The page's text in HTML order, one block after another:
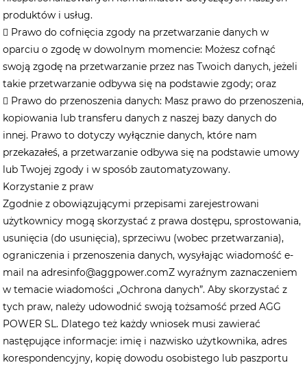
produktów i usług.
 Prawo do cofnięcia zgody na przetwarzanie danych w
oparciu o zgodę w dowolnym momencie: Możesz cofnąć
swoją zgodę na przetwarzanie przez nas Twoich danych, jeżeli
takie przetwarzanie odbywa się na podstawie zgody; oraz
 Prawo do przenoszenia danych: Masz prawo do przenoszenia,
kopiowania lub transferu danych z naszej bazy danych do
innej. Prawo to dotyczy wyłącznie danych, które nam
przekazałeś, a przetwarzanie odbywa się na podstawie umowy
lub Twojej zgody i w sposób zautomatyzowany.
Korzystanie z praw
Zgodnie z obowiązującymi przepisami zarejestrowani
użytkownicy mogą skorzystać z prawa dostępu, sprostowania,
usunięcia (do usunięcia), sprzeciwu (wobec przetwarzania),
ograniczenia i przenoszenia danych, wysyłając wiadomość e-
mail na adresinfo@aggpower.comZ wyraźnym zaznaczeniem
w temacie wiadomości „Ochrona danych”. Aby skorzystać z
tych praw, należy udowodnić swoją tożsamość przed AGG
POWER SL. Dlatego też każdy wniosek musi zawierać
następujące informacje: imię i nazwisko użytkownika, adres
korespondencyjny, kopię dowodu osobistego lub paszportu